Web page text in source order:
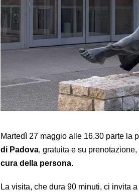
Martedì 27 maggio alle 16.30 parte la
di Padova, gratuita e su prenotazione,
cura della persona.
La visita, che dura 90 minuti, ci invita